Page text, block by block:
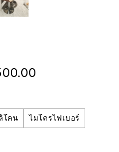
โคน ไมโครไฟเบอร์